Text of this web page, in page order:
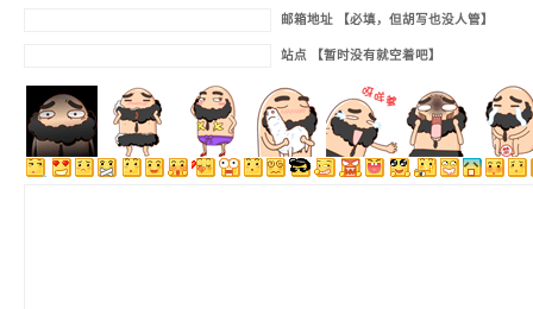
邮箱地址 【必填，但胡写也没人管】
站点 【暂时没有就空着吧】